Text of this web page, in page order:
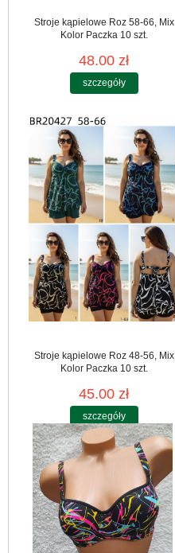
Stroje kąpielowe Roz 58-66, Mix
Kolor Paczka 10 szt.
48.00 zł
szczegóły
Stroje kąpielowe Roz 48-56, Mix
Kolor Paczka 10 szt.
45.00 zł
szczegóły